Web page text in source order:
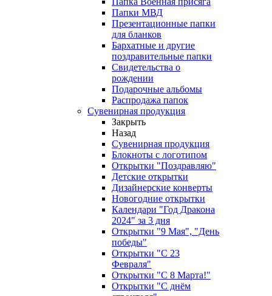
Папки МВД
Презентационные папки
для бланков
Бархатные и другие
поздравительные папки
Свидетельства о
рождении
Подарочные альбомы
Распродажа папок
Сувенирная продукция
Закрыть
Назад
Сувенирная продукция
Блокноты с логотипом
Открытки "Поздравляю"
Детские открытки
Дизайнерские конверты
Новогодние открытки
Календари "Год Дракона
2024" за 3 дня
Открытки "9 Мая", "День
победы"
Открытки "С 23
Февраля"
Открытки "С 8 Марта!"
Открытки "С днём